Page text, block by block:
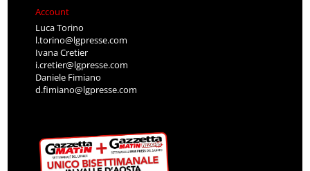
Account
Luca Torino
l.torino@lgpresse.com
Ivana Cretier
i.cretier@lgpresse.com
Daniele Fimiano
d.fimiano@lgpresse.com